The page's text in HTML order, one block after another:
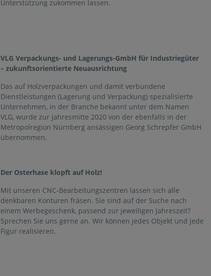
Unterstützung zukommen lassen.
VLG Verpackungs- und Lagerungs-GmbH für Industriegüter
– zukunftsorientierte Neuausrichtung
Das auf Holzverpackungen und damit verbundene
Dienstleistungen (Lagerung und Verpackung) spezialisierte
Unternehmen, in der Branche bekannt unter dem Namen
VLG, wurde zur Jahresmitte 2020 von der ebenfalls in der
Metropolregion Nürnberg ansässigen Georg Schrepfer GmbH
übernommen.
Der Osterhase klopft auf Holz!
Mit unseren CNC-Bearbeitungszentren lassen sich alle
denkbaren Konturen fräsen. Sie sind auf der Suche nach
einem Werbegeschenk, passend zur jeweiligen Jahreszeit?
Sprechen Sie uns gerne an. Wir können jedes Objekt und jede
Figur realisieren.